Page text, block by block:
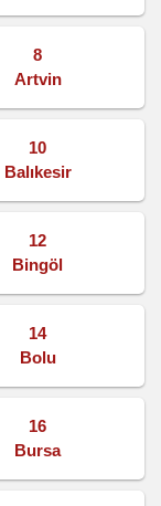
8
Artvin
10
Balıkesir
12
Bingöl
14
Bolu
16
Bursa